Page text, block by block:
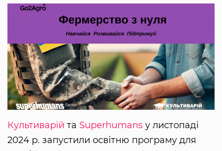
Культиварій та Superhumans у листопаді
2024 р. запустили освітню програму для